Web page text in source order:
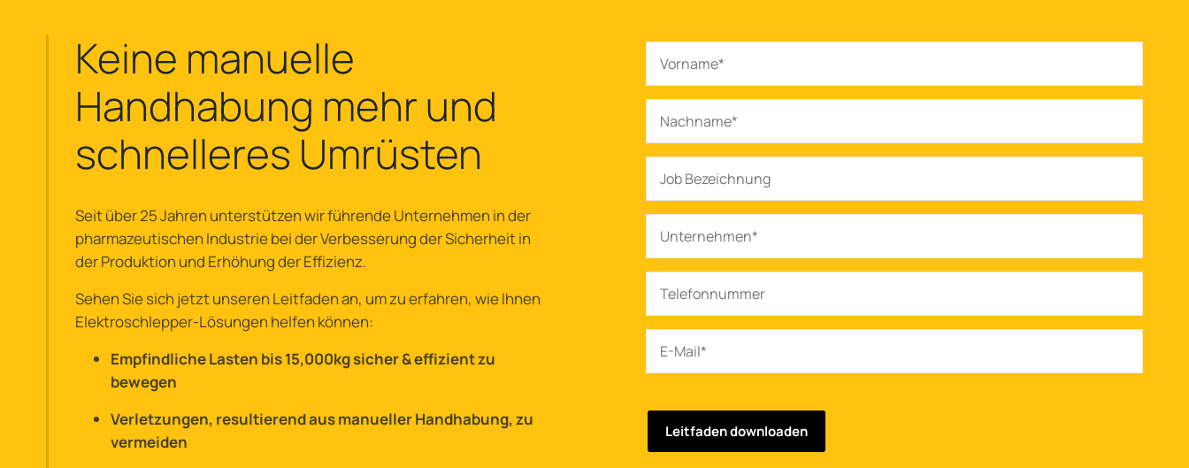
Keine manuelle
Handhabung mehr und
schnelleres Umrüsten
Seit über 25 Jahren unterstützen wir führende Unternehmen in der
pharmazeutischen Industrie bei der Verbesserung der Sicherheit in
der Produktion und Erhöhung der Effizienz.
Sehen Sie sich jetzt unseren Leitfaden an, um zu erfahren, wie Ihnen
Elektroschlepper-Lösungen helfen können:
Empfindliche Lasten bis 15,000kg sicher & effizient zu
bewegen
Verletzungen, resultierend aus manueller Handhabung, zu
vermeiden